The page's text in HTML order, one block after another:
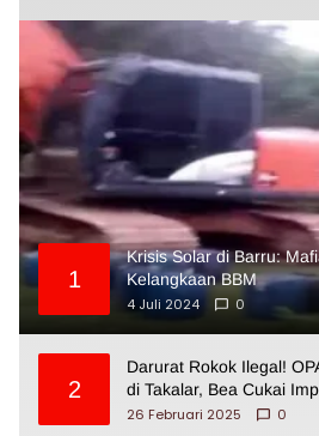
1
Krisis Solar di Barru:
Kelangkaan BBM
4 Juli 2024
0
2
Darurat Rokok Ilegal!
di Takalar, Bea Cukai
26 Februari 2025
0